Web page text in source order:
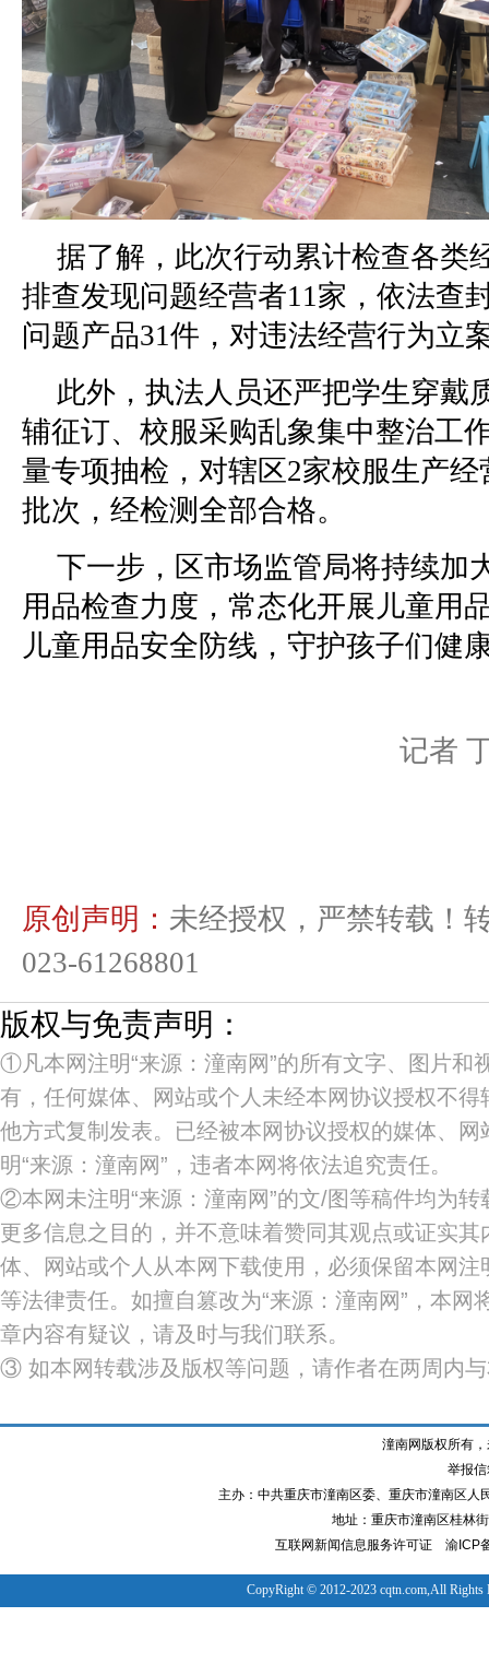
据了解，此次行动累计检查各类
排查发现问题经营者11家，依法查
问题产品31件，对违法经营行为立
此外，执法人员还严把学生穿戴
辅征订、校服采购乱象集中整治工
量专项抽检，对辖区2家校服生产
批次，经检测全部合格。
下一步，区市场监管局将持续加
用品检查力度，常态化开展儿童用
儿童用品安全防线，守护孩子们健
记者
原创声明： 未经授权，严禁转载！
023-61268801
版权与免责声明：
①凡本网注明“来源：潼南网”的所有文字、图片和
有，任何媒体、网站或个人未经本网协议授权不
他方式复制发表。已经被本网协议授权的媒体、
明“来源：潼南网”，违者本网将依法追究责任。
②本网未注明“来源：潼南网”的文/图等稿件均为
更多信息之目的，并不意味着赞同其观点或证实
体、网站或个人从本网下载使用，必须保留本网注
等法律责任。如擅自篡改为“来源：潼南网”，本网
章内容有疑议，请及时与我们联系。
③ 如本网转载涉及版权等问题，请作者在两周内
潼南网版权所有
举报
主办：中共重庆市潼南区委、重庆市潼南区
地址：重庆市潼南区桂林
互联网新闻信息服务许可证
渝ICP
CopyRight © 2012-2023 cqtn.com,All Rights